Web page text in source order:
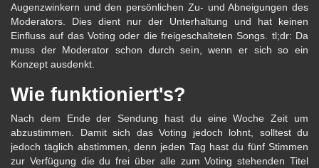
Augenzwinkern und den persönlichen Zu- und Abneigungen des
Moderators. Dies dient nur der Unterhaltung und hat keinen
Einfluss auf das Voting oder die freigeschalteten Songs. tl;dr: Da
muss der Moderator schon durch sein, wenn er sich so ein
Konzept ausdenkt.
Wie funktioniert's?
Nach dem Ende der Sendung hast du eine Woche Zeit um
abzustimmen. Damit sich das Voting jedoch lohnt, solltest du
jedoch täglich abstimmen, denn jeden Tag hast du fünf Stimmen
zur Verfügung die du frei über alle zum Voting stehenden Titel